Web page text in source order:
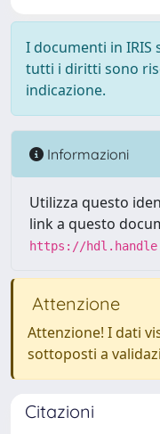
I documenti in
tutti i diritti sono
indicazione.
Informazioni
Utilizza questo
link a questo
https://
Attenzione
Attenzione! I dati
sottoposti a
Citazioni